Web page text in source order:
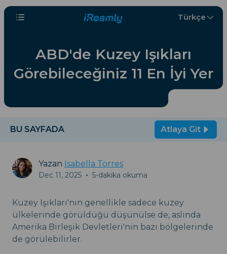
Türkçe
ABD'de Kuzey Işıkları
Görebileceğiniz 11 En İyi Yer
BU SAYFADA Atlaya Git
Yazan Isabella Torres
Dec 11, 2025 • 5-dakika okuma
Kuzey Işıkları'nın genellikle sadece kuzey
ülkelerinde görüldüğü düşünülse de, aslında
Amerika Birleşik Devletleri'nin bazı bölgelerinde
de görülebilirler.